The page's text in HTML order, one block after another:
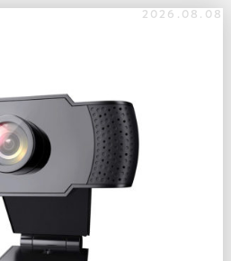
2026.08.08